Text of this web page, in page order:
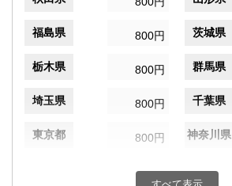
福島県 800円 茨城県
栃木県 800円 群馬県
埼玉県 800円 千葉県
東京都 800円 神奈川県
800円 富山県